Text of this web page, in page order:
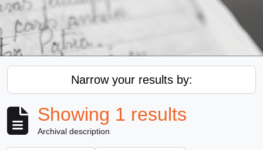
Narrow your results by:
Showing 1 results
Archival description